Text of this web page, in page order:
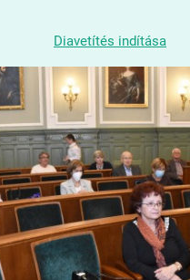
Diavetítés indítása